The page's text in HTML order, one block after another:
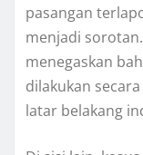
pasangan
menjadi
menegaskan
dilakukan
latar belakang